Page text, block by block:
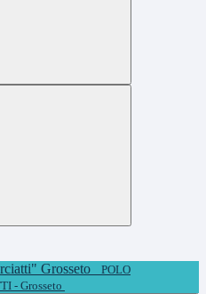
POLO
- Grosseto